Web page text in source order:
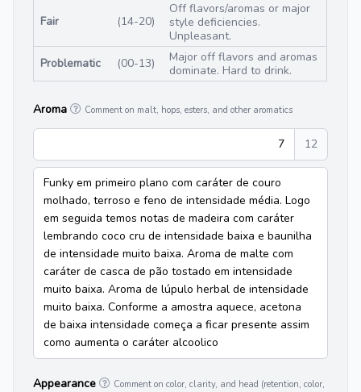
Fair (14-20)
Off flavors/aromas or major
style deficiencies.
Unpleasant.
Problematic
(00-13)
Major off flavors and aromas
dominate. Hard to drink.
Aroma Comment on malt, hops, esters, and other aromatics
7 12
Funky em primeiro plano com caráter de couro
molhado, terroso e feno de intensidade média. Logo
em seguida temos notas de madeira com caráter
lembrando coco cru de intensidade baixa e baunilha
de intensidade muito baixa. Aroma de malte com
caráter de casca de pão tostado em intensidade
muito baixa. Aroma de lúpulo herbal de intensidade
muito baixa. Conforme a amostra aquece, acetona
de baixa intensidade começa a ficar presente assim
como aumenta o caráter alcoolico
Appearance
Comment on color, clarity, and head (retention, color,